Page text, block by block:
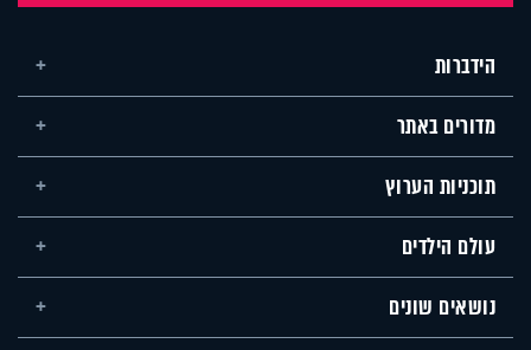
הידברות
מדורים באתר
תוכניות הערוץ
עולם הילדים
נושאים שונים